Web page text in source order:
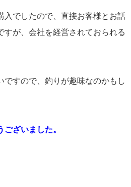
入でしたので、直接お客様とお話
すが、会社を経営されておられる
ですので、釣りが趣味なのかもし
ざいました。